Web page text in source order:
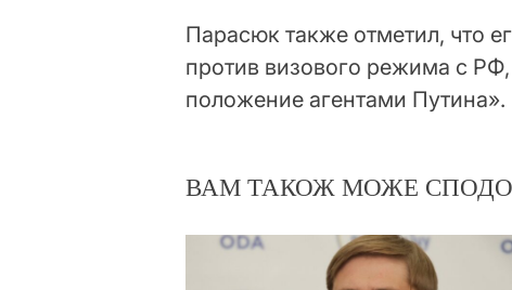
Парасюк также отметил, что
против визового режима с
положение агентами Путина».
ВАМ ТАКОЖ МОЖЕ